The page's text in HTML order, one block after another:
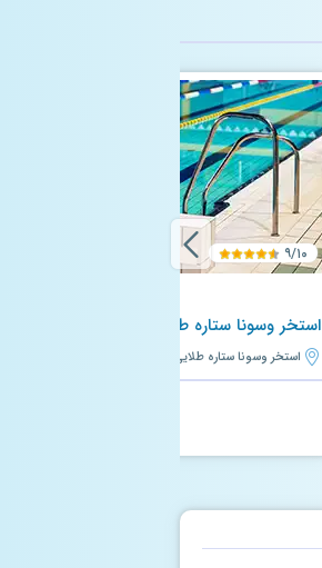
۹/۱۰
استخر وسونا ستاره طلایی قزوین
استخر وسونا ستاره طلایی قزوین | قزوین